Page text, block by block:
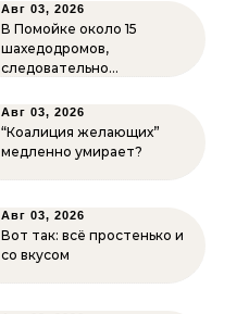
Авг 03, 2026
В Помойке около 15
шахедодромов,
следовательно…
Авг 03, 2026
“Коалиция желающих”
медленно умирает?
Авг 03, 2026
Вот так: всё простенько и
со вкусом